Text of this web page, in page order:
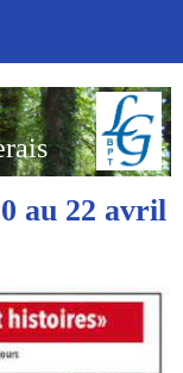
au 22 avril